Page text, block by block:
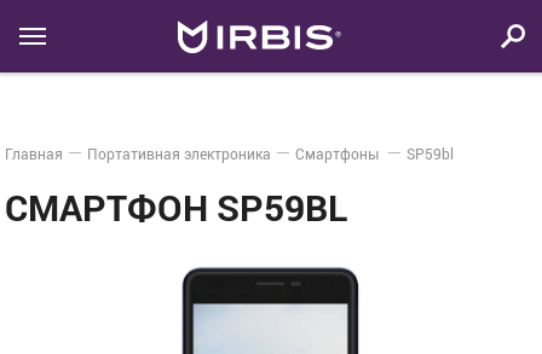
Главная Портативная электроника Смартфоны SP59bl
СМАРТФОН SP59BL